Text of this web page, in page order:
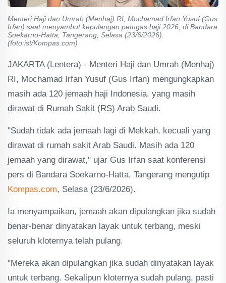
Menteri Haji dan Umrah (Menhaj) RI, Mochamad Irfan Yusuf (Gus
Irfan) saat menyambut kepulangan petugas haji 2026, di Bandara
Soekarno-Hatta, Tangerang, Selasa (23/6/2026).
(foto:ist/Kompas.com)
JAKARTA (Lentera) - Menteri Haji dan Umrah (Menhaj)
RI, Mochamad Irfan Yusuf (Gus Irfan) mengungkapkan
masih ada 120 jemaah haji Indonesia, yang masih
dirawat di Rumah Sakit (RS) Arab Saudi.
"Sudah tidak ada jemaah lagi di Mekkah, kecuali yang
dirawat di rumah sakit Arab Saudi. Masih ada 120
jemaah yang dirawat," ujar Gus Irfan saat konferensi
pers di Bandara Soekarno-Hatta, Tangerang mengutip
Kompas.com, Selasa (23/6/2026).
Ia menyampaikan, jemaah akan dipulangkan jika sudah
benar-benar dinyatakan layak untuk terbang, meski
seluruh kloternya telah pulang.
"Mereka akan dipulangkan jika sudah dinyatakan layak
untuk terbang. Sekalipun kloternya sudah pulang, pasti